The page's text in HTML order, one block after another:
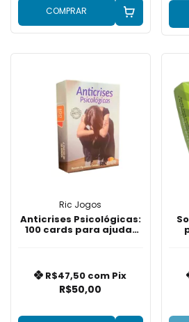
COMPRAR
Ric Jogos
Anticrises Psicológicas:
100 cards para ajudar
R$50,00
R$47,50 com Pix